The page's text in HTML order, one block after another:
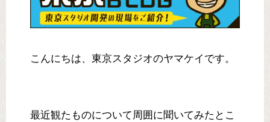
こんにちは、東京スタジオのヤマケイです。
最近観たものについて周囲に聞いてみたとこ